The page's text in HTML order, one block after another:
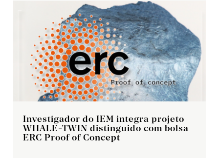
Investigador do IEM integra projeto
WHALE-TWIN distinguido com bolsa
ERC Proof of Concept